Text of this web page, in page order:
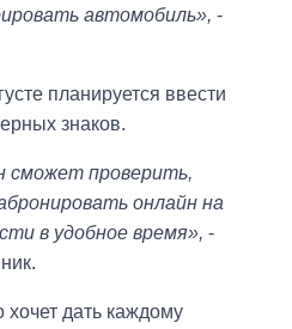
автомобиль», -
планируется ввести
знаков.
сможет проверить,
онлайн на
в удобное время», -
хочет дать каждому